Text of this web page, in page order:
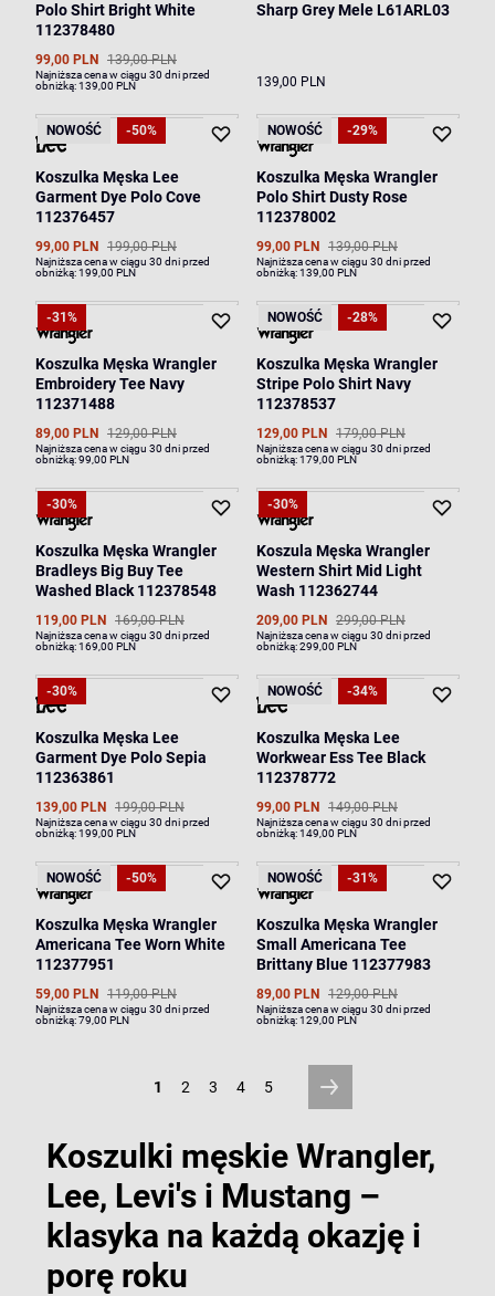
Polo Shirt Bright White
112378480
99,00 PLN 139,00 PLN
Najniższa cena w ciągu 30 dni przed
obniżką:139,00 PLN
Sharp Grey Mele L61ARL03
139,00 PLN
NOWOŚĆ -50%
Koszulka Męska Lee
Garment Dye Polo Cove
112376457
99,00 PLN 199,00 PLN
Najniższa cena w ciągu 30 dni przed
obniżką:199,00 PLN
NOWOŚĆ -29%
Koszulka Męska Wrangler
Polo Shirt Dusty Rose
112378002
99,00 PLN 139,00 PLN
Najniższa cena w ciągu 30 dni przed
obniżką:139,00 PLN
-31%
Koszulka Męska Wrangler
Embroidery Tee Navy
112371488
89,00 PLN 129,00 PLN
Najniższa cena w ciągu 30 dni przed
obniżką:99,00 PLN
NOWOŚĆ -28%
Koszulka Męska Wrangler
Stripe Polo Shirt Navy
112378537
129,00 PLN 179,00 PLN
Najniższa cena w ciągu 30 dni przed
obniżką:179,00 PLN
-30%
Koszulka Męska Wrangler
Bradleys Big Buy Tee
Washed Black 112378548
119,00 PLN 169,00 PLN
Najniższa cena w ciągu 30 dni przed
obniżką:169,00 PLN
-30%
Koszula Męska Wrangler
Western Shirt Mid Light
Wash 112362744
209,00 PLN 299,00 PLN
Najniższa cena w ciągu 30 dni przed
obniżką:299,00 PLN
-30%
Koszulka Męska Lee
Garment Dye Polo Sepia
112363861
139,00 PLN 199,00 PLN
Najniższa cena w ciągu 30 dni przed
obniżką:199,00 PLN
NOWOŚĆ -34%
Koszulka Męska Lee
Workwear Ess Tee Black
112378772
99,00 PLN 149,00 PLN
Najniższa cena w ciągu 30 dni przed
obniżką:149,00 PLN
NOWOŚĆ -50%
Koszulka Męska Wrangler
Americana Tee Worn White
112377951
59,00 PLN 119,00 PLN
Najniższa cena w ciągu 30 dni przed
obniżką:79,00 PLN
NOWOŚĆ -31%
Koszulka Męska Wrangler
Small Americana Tee
Brittany Blue 112377983
89,00 PLN 129,00 PLN
Najniższa cena w ciągu 30 dni przed
obniżką:129,00 PLN
1 2 3 4 5
Koszulki męskie Wrangler,
Lee, Levi's i Mustang –
klasyka na każdą okazję i
porę roku